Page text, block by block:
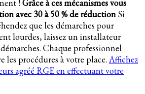
!Grâce à ces mécanismes vous
avec 30 à 50 % de réduction Si
que les démarches pour
lourdes, laissez un installateur
Chaque professionnel
les procédures à votre place. Affichez
agréé RGE en effectuant votre